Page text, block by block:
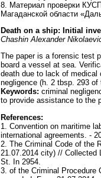
8. Материал проверки
Магаданской области
Death on a ship: Initial
Chashin Alexander
Тhe paper is a forensic test
board a vessel at sea.
death due to lack of medical
negligence (h. 2 tbsp. 293 of
Keywords: criminal
to provide assistance to the
References:
1. Convention on maritime
international agreements. -
2. The Criminal Code of the
21.07.2014 city) //
St. In 2954.
3. of the Criminal Procedure